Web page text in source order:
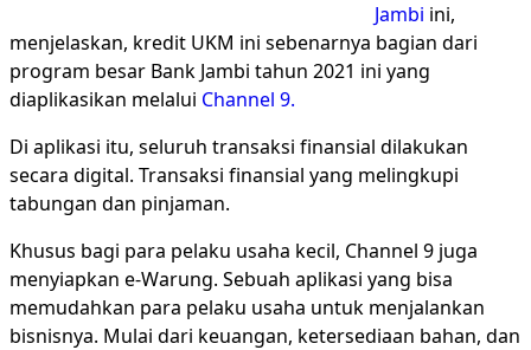
Jambi ini,
menjelaskan, kredit UKM ini sebenarnya bagian dari
program besar Bank Jambi tahun 2021 ini yang
diaplikasikan melalui Channel 9.
Di aplikasi itu, seluruh transaksi finansial dilakukan
secara digital. Transaksi finansial yang melingkupi
tabungan dan pinjaman.
Khusus bagi para pelaku usaha kecil, Channel 9 juga
menyiapkan e-Warung. Sebuah aplikasi yang bisa
memudahkan para pelaku usaha untuk menjalankan
bisnisnya. Mulai dari keuangan, ketersediaan bahan, dan